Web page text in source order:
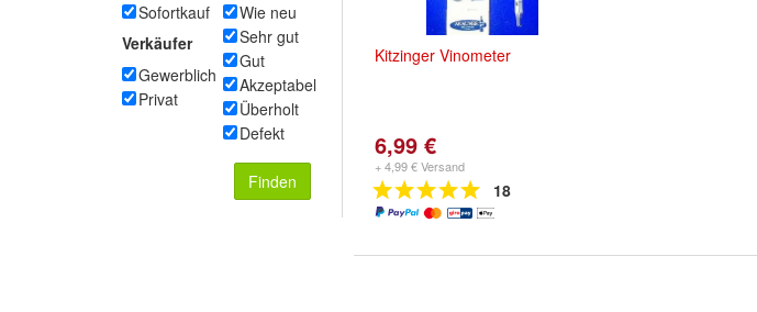
Sofortkauf
Verkäufer
Gewerblich
Privat
Wie neu
Sehr gut
Gut
Akzeptabel
Überholt
Defekt
Finden
Kitzinger Vinometer
6,99 €
+ 4,99 € Versand
18